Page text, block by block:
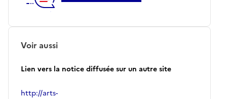
Voir aussi
Lien vers la notice diffusée sur un autre site
http://arts-